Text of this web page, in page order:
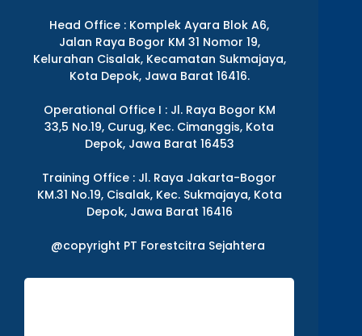
Head Office : Komplek Ayara Blok A6,
Jalan Raya Bogor KM 31 Nomor 19,
Kelurahan Cisalak, Kecamatan Sukmajaya,
Kota Depok, Jawa Barat 16416.
Operational Office I : Jl. Raya Bogor KM
33,5 No.19, Curug, Kec. Cimanggis, Kota
Depok, Jawa Barat 16453
Training Office : Jl. Raya Jakarta-Bogor
KM.31 No.19, Cisalak, Kec. Sukmajaya, Kota
Depok, Jawa Barat 16416
@copyright PT Forestcitra Sejahtera